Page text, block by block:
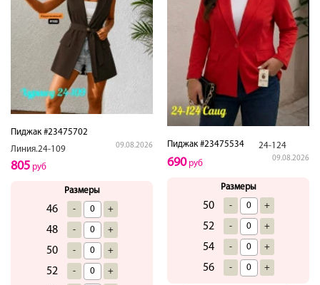
Пиджак #23475702
Линия.24-109
09.08.2026
805 руб
Размеры
46 - +
48 - +
50 - +
52 - +
Пиджак #23475534 24-124
09.08.2026
690руб
Размеры
50 - +
52 - +
54 - +
56 - +